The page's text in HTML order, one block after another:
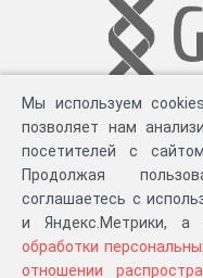
Разработка компании «
Персональные данные.
Мы используем
позволяет нам
посетителей с
Продолжая
соглашаетесь с
и Яндекс.Метрики,
обработки
отношении